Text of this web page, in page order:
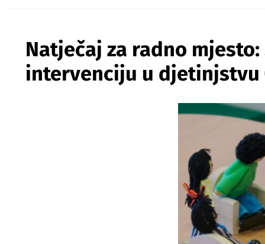
Natječaj za radno
intervenciju u djetinjstvu